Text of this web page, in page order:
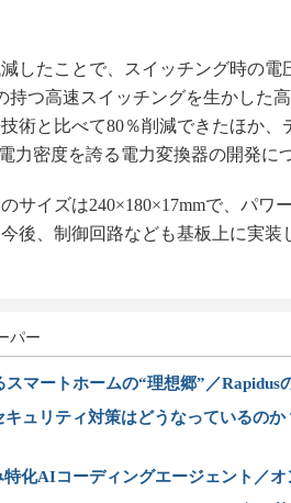
したことで、スイッチング時の電
持つ高速スイッチングを生かした
術と比べて80％削減できたほか、
力密度を誇る電力変換器の開発に
サイズは240×180×17mmで、パワ
後、制御回路なども基板上に実装
パー
スマートホームの“理想郷”／Rapidus
キュリティ対策はどうなっているの
化AIコーディングエージェント／